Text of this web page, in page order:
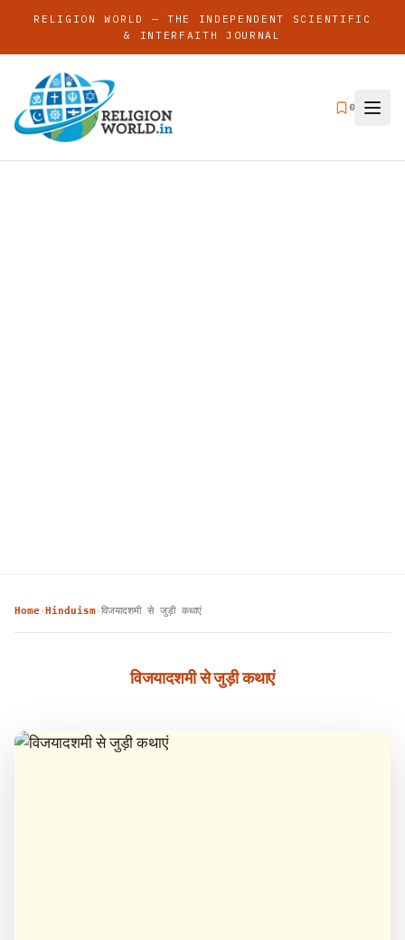
RELIGION WORLD — THE INDEPENDENT SCIENTIFIC
& INTERFAITH JOURNAL
0
Home› Hinduism›विजयादशमी से जुड़ी कथाएं
विजयादशमी से जुड़ी कथाएं